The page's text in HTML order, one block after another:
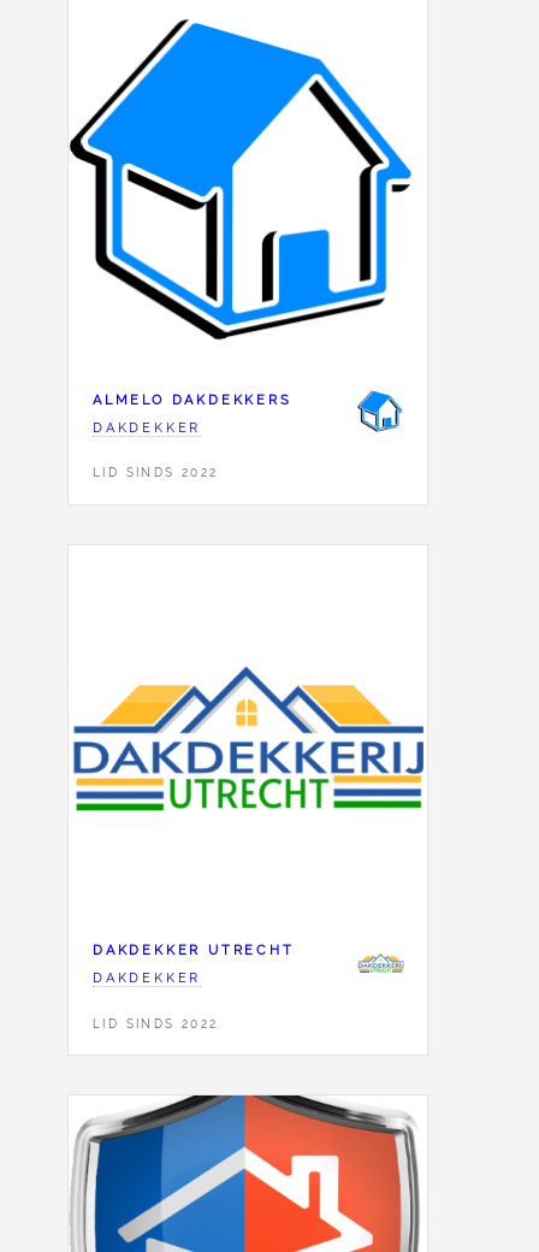
ALMELO DAKDEKKERS
DAKDEKKER
LID SINDS 2022
DAKDEKKER UTRECHT
DAKDEKKER
LID SINDS 2022